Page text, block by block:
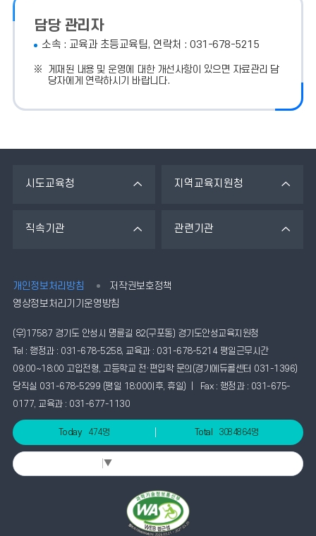
담당 관리자
소속 : 교육과 초등교육팀, 연락처 : 031-678-5215
게재된 내용 및 운영에 대한 개선사항이 있으면 자료관리 담
당자에게 연락하시기 바랍니다.
시도교육청 지역교육지원청
직속기관 관련기관
개인정보처리방침
저작권보호정책
영상정보처리기기운영방침
(우)17587 경기도 안성시 명륜길 82(구포동) 경기도안성교육지원청
Tel : 행정과 : 031-678-5258, 교육과 : 031-678-5214 평일근무시간
09:00~18:00 고입전형, 고등학교 전·편입학 문의(경기에듀콜센터 031-1396)
당직실 031-678-5299 (평일 18:00이후, 휴일) | Fax : 행정과 : 031-675-
0177, 교육과 : 031-677-1130
Today 474명 Total 3084864명
▼